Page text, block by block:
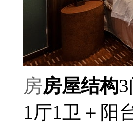
房房屋结构3
1厅1卫＋阳